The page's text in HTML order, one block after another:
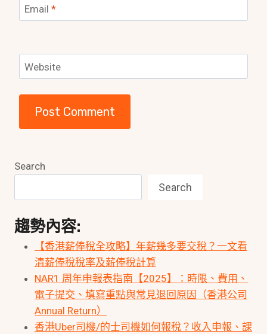
Email *
Website
Search
Search
趨勢內容:
【香港薪俸稅全攻略】年薪幾多要交稅？一文看
清薪俸稅稅率及薪俸稅計算
NAR1 周年申報表指南【2025】：時限、費用、
電子提交、填寫重點與常見退回原因（香港公司
Annual Return）
香港Uber司機/的士司機如何報稅？收入申報、課